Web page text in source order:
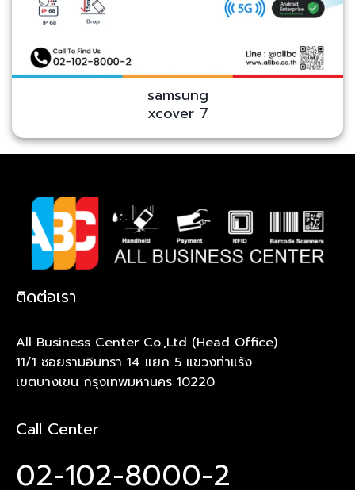
samsung
xcover 7
ติดต่อเรา
All Business Center Co.,Ltd (Head Office)
11/1 ซอยรามอินทรา 14 แยก 5 แขวงท่าแร้ง
เขตบางเขน กรุงเทพมหานคร 10220
Call Center
02-102-8000-2